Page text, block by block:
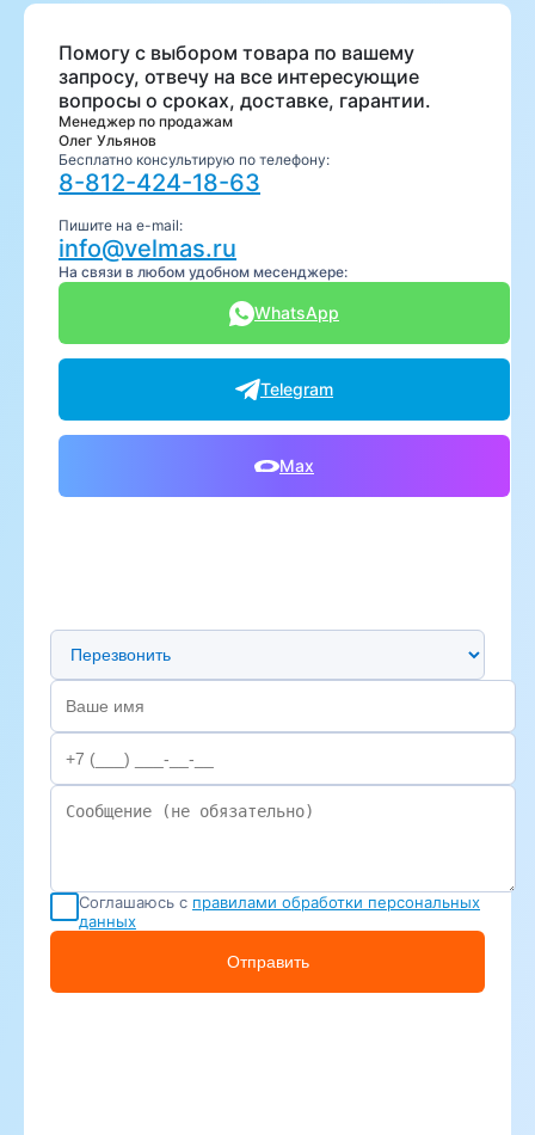
Помогу с выбором товара по вашему
запросу, отвечу на все интересующие
вопросы о сроках, доставке, гарантии.
Менеджер по продажам
Олег Ульянов
Бесплатно консультирую по телефону:
8-812-424-18-63
Пишите на e-mail:
info@velmas.ru
На связи в любом удобном месенджере:
WhatsApp
Telegram
Max
Предпочтительный способ связи
Соглашаюсь с правилами обработки персональных
данных
Отправить